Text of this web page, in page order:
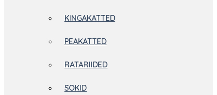
KINGAKATTED
PEAKATTED
RATARIIDED
SOKID